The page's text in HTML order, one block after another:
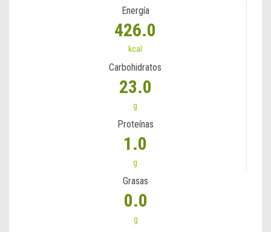
Energía
426.0
kcal
Carbohidratos
23.0
g
Proteínas
1.0
g
Grasas
0.0
g